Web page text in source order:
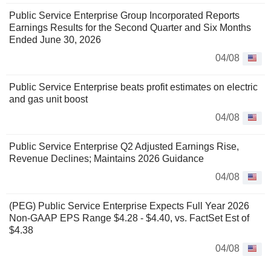
Public Service Enterprise Group Incorporated Reports
Earnings Results for the Second Quarter and Six Months
Ended June 30, 2026
04/08
Public Service Enterprise beats profit estimates on electric
and gas unit boost
04/08
Public Service Enterprise Q2 Adjusted Earnings Rise,
Revenue Declines; Maintains 2026 Guidance
04/08
(PEG) Public Service Enterprise Expects Full Year 2026
Non-GAAP EPS Range $4.28 - $4.40, vs. FactSet Est of
$4.38
04/08